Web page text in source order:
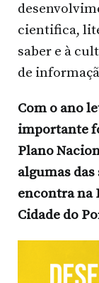
cientifica,
saber e à
de
Com o ano
importante
Plano
algumas
encontra na
Cidade do